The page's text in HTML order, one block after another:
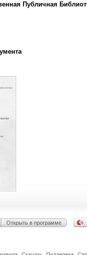
Публичная
Открыть в программе